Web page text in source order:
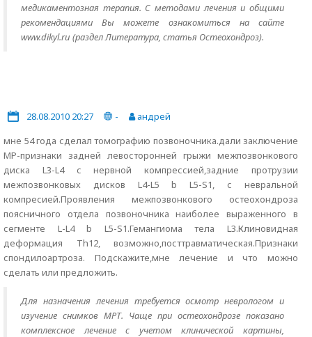
медикаментозная терапия. С методами лечения и общими
рекомендациями Вы можете ознакомиться на сайте
www.dikyl.ru (раздел Литература, статья Остеохондроз).
28.08.2010 20:27 -
андрей
мне 54 года сделал томографию позвоночника.дали заключение
МР-признаки задней левосторонней грыжи межпозвонкового
диска L3-L4 с нервной компрессией,задние протрузии
межпозвонковых дисков L4-L5 b L5-S1, с невральной
компресией.Проявления межпозвонкового остеохондроза
поясничного отдела позвоночника наиболее выраженного в
сегменте L-L4 b L5-S1.Гемангиома тела L3.Клиновидная
деформация Th12, возможно,посттравматическая.Признаки
спондилоартроза. Подскажите,мне лечение и что можно
сделать или предложить.
Для назначения лечения требуется осмотр неврологом и
изучение снимков МРТ. Чаще при остеохондрозе показано
комплексное лечение с учетом клинической картины,